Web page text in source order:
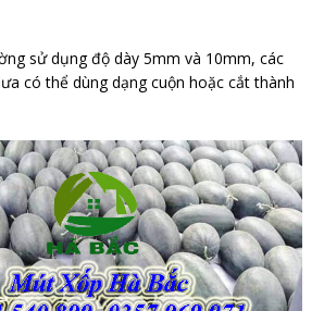
sử dụng độ dày 5mm và 10mm, các
có thể dùng dạng cuộn hoặc cắt thành